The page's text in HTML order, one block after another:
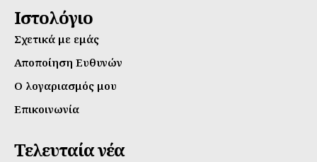
Ιστολόγιο
Σχετικά με εμάς
Αποποίηση Ευθυνών
Ο λογαριασμός μου
Επικοινωνία
Τελευταία νέα